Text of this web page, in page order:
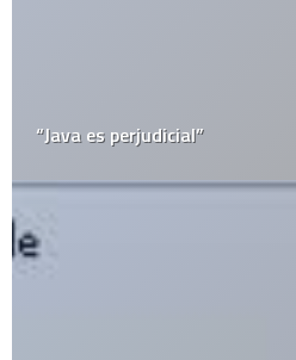
Los ingleses aprenderán alemán